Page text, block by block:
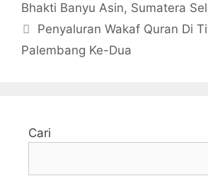
Bhakti Banyu Asin, Sumatera
Penyaluran Wakaf Quran Di
Palembang Ke-Dua
Cari